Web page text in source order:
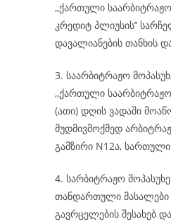
,,ქართული საარბიტრაჟო
კრედიტ პლიუსის’’
დავალიანების თანხის
3. საარბიტრაჟო
,,ქართული საარბიტრაჟო
(ათი) დღის ვადაში
მუდმივმოქმედ
გამზირი N12ა,
4. სარბიტრაჟო
თანდართული მასალები
გავრცელების შესახებ